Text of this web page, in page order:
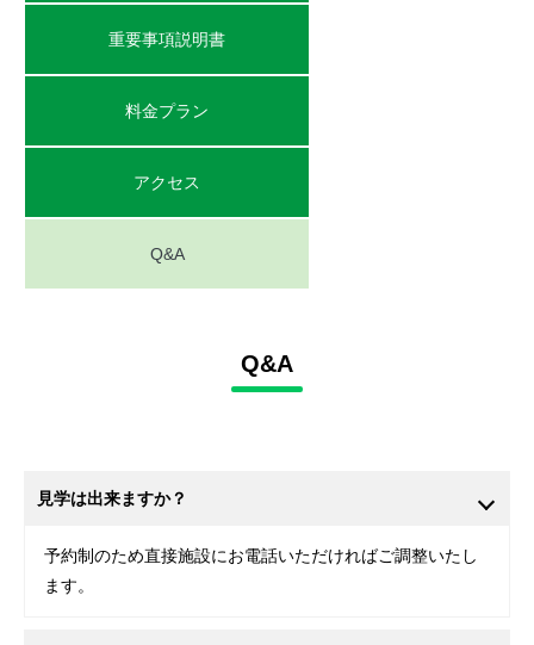
重要事項説明書
料金プラン
アクセス
Q&A
Q&A
見学は出来ますか？
予約制のため直接施設にお電話いただければご調整いたし
ます。